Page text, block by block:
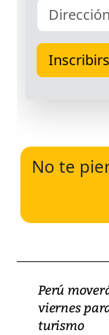
No te
Perú
viernes
turismo